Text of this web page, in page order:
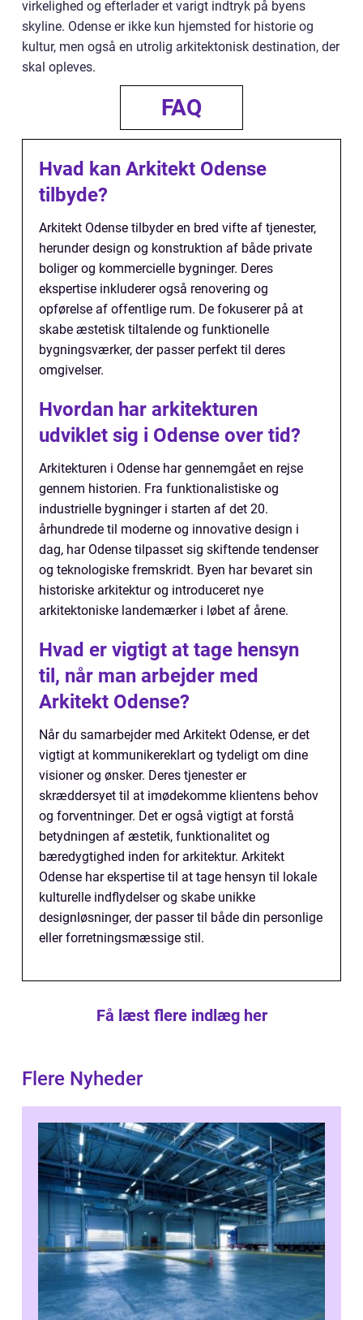
virkelighed og efterlader et varigt indtryk på byens
skyline. Odense er ikke kun hjemsted for historie og
kultur, men også en utrolig arkitektonisk destination, der
skal opleves.
FAQ
Hvad kan Arkitekt Odense
tilbyde?
Arkitekt Odense tilbyder en bred vifte af tjenester,
herunder design og konstruktion af både private
boliger og kommercielle bygninger. Deres
ekspertise inkluderer også renovering og
opførelse af offentlige rum. De fokuserer på at
skabe æstetisk tiltalende og funktionelle
bygningsværker, der passer perfekt til deres
omgivelser.
Hvordan har arkitekturen
udviklet sig i Odense over tid?
Arkitekturen i Odense har gennemgået en rejse
gennem historien. Fra funktionalistiske og
industrielle bygninger i starten af det 20.
århundrede til moderne og innovative design i
dag, har Odense tilpasset sig skiftende tendenser
og teknologiske fremskridt. Byen har bevaret sin
historiske arkitektur og introduceret nye
arkitektoniske landemærker i løbet af årene.
Hvad er vigtigt at tage hensyn
til, når man arbejder med
Arkitekt Odense?
Når du samarbejder med Arkitekt Odense, er det
vigtigt at kommunikereklart og tydeligt om dine
visioner og ønsker. Deres tjenester er
skræddersyet til at imødekomme klientens behov
og forventninger. Det er også vigtigt at forstå
betydningen af æstetik, funktionalitet og
bæredygtighed inden for arkitektur. Arkitekt
Odense har ekspertise til at tage hensyn til lokale
kulturelle indflydelser og skabe unikke
designløsninger, der passer til både din personlige
eller forretningsmæssige stil.
Få læst flere indlæg her
Flere Nyheder